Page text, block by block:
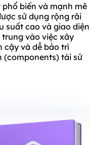
biến và mạnh mẽ
sử dụng rộng rãi
suất cao và giao diện
vào việc xây
cậy và dễ bảo trì
(components) tái sử